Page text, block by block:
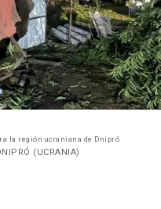
la región ucraniana de Dnipró
(UCRANIA)